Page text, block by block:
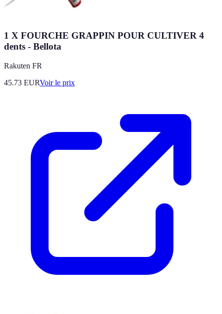
1 X FOURCHE GRAPPIN POUR CULTIVER 4
dents - Bellota
Rakuten FR
45.73 EURVoir le prix